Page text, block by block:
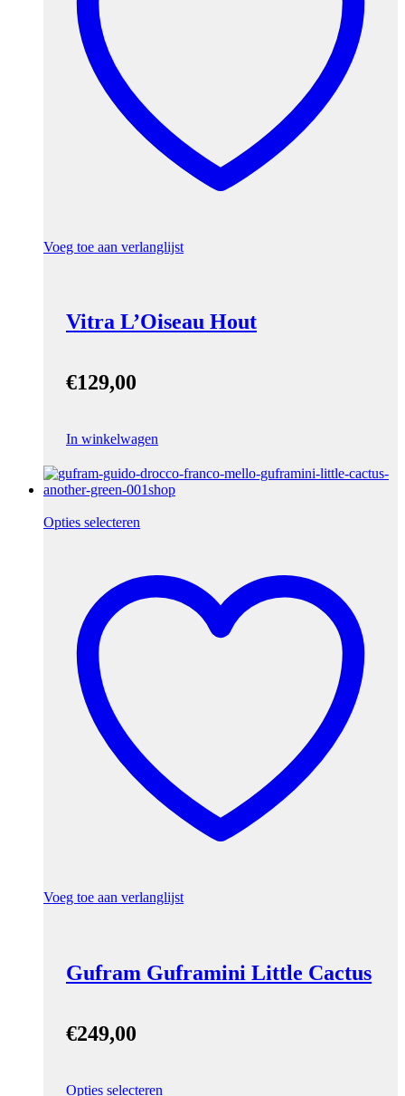
Voeg toe aan verlanglijst
Vitra L’Oiseau Hout
€129,00
In winkelwagen
Opties selecteren
Voeg toe aan verlanglijst
Gufram Guframini Little Cactus
€249,00
Opties selecteren